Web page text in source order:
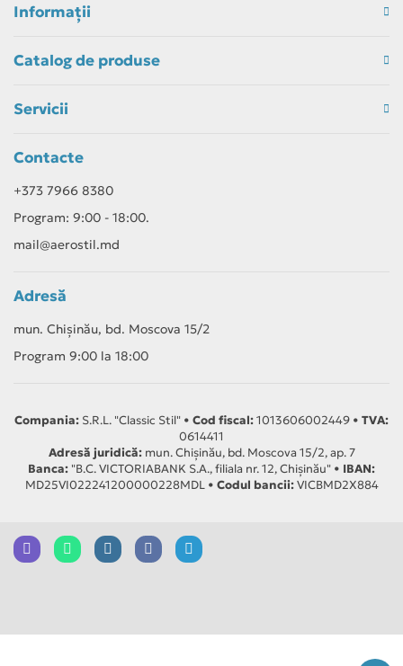
Informaţii
Catalog de produse
Servicii
Contacte
+373 7966 8380
Program: 9:00 - 18:00.
mail@aerostil.md
Adresă
mun. Chișinău, bd. Moscova 15/2
Program 9:00 la 18:00
Compania: S.R.L. "Classic Stil" • Cod fiscal:1013606002449 • TVA:
0614411
Adresă juridică:mun. Chișinău, bd. Moscova 15/2, ap. 7
Banca: "B.C. VICTORIABANK S.A., filiala nr. 12, Chișinău" • IBAN:
MD25VI022241200000228MDL • Codul bancii:VICBMD2X884